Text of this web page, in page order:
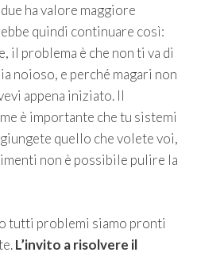
ha valore maggiore
quindi continuare così:
il problema è che non ti va di
noioso, e perché magari non
appena iniziato. Il
è importante che tu sistemi
quello che volete voi,
non è possibile pulire la
tutti problemi siamo pronti
L’invito a risolvere il